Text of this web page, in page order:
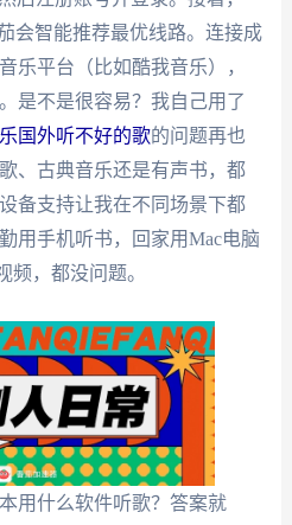
会智能推荐最优线路。连接成
乐平台（比如酷我音乐），
是不是很容易？我自己用了
国外听不好的歌的问题再也
、古典音乐还是有声书，都
备支持让我在不同场景下都
手机听书，回家用Mac电脑
频，都没问题。
用什么软件听歌？答案就